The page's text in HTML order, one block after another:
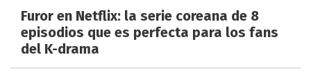
Furor en Netflix: la serie coreana de 8
episodios que es perfecta para los fans
del K-drama